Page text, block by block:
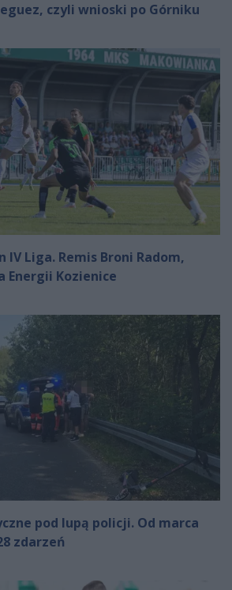
czyli wnioski po Górniku
IV Liga. Remis Broni Radom,
Energii Kozienice
pod lupą policji. Od marca
zdarzeń